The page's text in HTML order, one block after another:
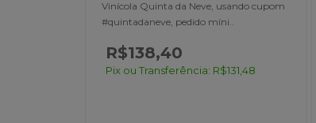
Vinícola Quinta da Neve, usando cupom
#quintadaneve, pedido míni..
R$138,40
Pix ou Transferência: R$131,48